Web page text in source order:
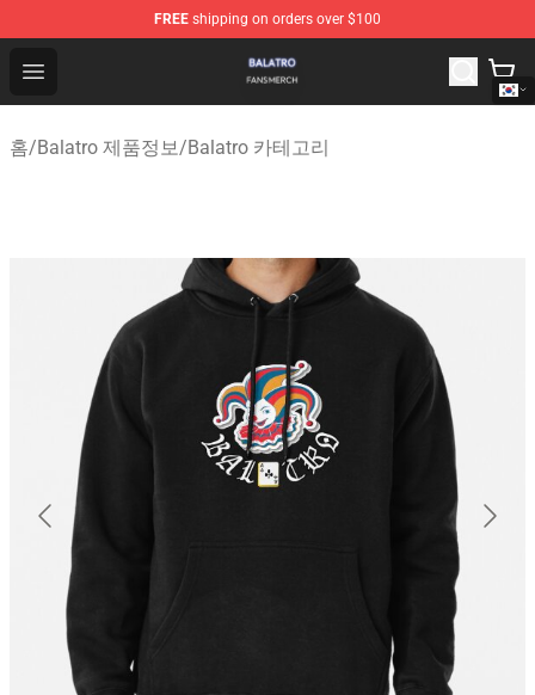
FREE shipping on orders over $100
Open menu
Balatro Shop - Official Balatro Merchandise Store
홈/Balatro 제품정보/Balatro 카테고리